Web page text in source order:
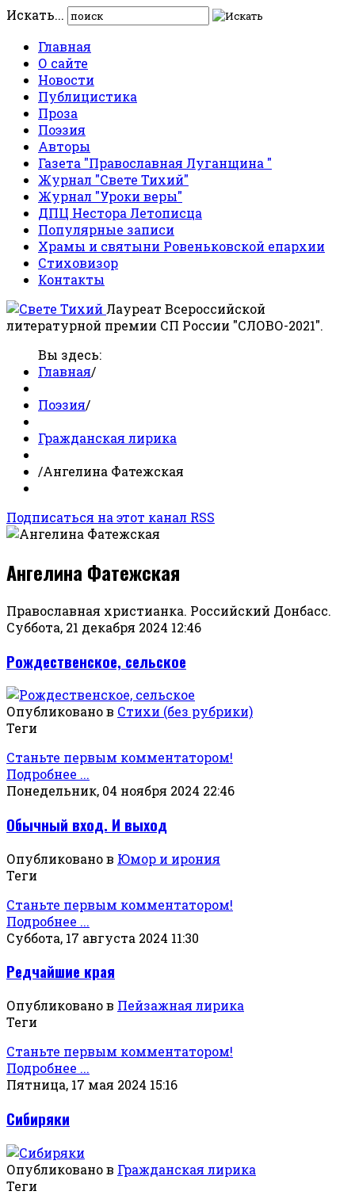
Искать...
Главная
О сайте
Новости
Публицистика
Проза
Поэзия
Авторы
Газета "Православная Луганщина "
Журнал "Свете Тихий"
Журнал "Уроки веры"
ДПЦ Нестора Летописца
Популярные записи
Храмы и святыни Ровеньковской епархии
Стиховизор
Контакты
Лауреат Всероссийской
литературной премии СП России "СЛОВО-2021".
Вы здесь:
Главная/
Поэзия/
Гражданская лирика
/Ангелина Фатежская
Подписаться на этот канал RSS
Ангелина Фатежская
Православная христианка. Российский Донбасс.
Суббота, 21 декабря 2024 12:46
Рождественское, сельское
Опубликовано в Стихи (без рубрики)
Теги
Станьте первым комментатором!
Подробнее ...
Понедельник, 04 ноября 2024 22:46
Обычный вход. И выход
Опубликовано в Юмор и ирония
Теги
Станьте первым комментатором!
Подробнее ...
Суббота, 17 августа 2024 11:30
Редчайшие края
Опубликовано в Пейзажная лирика
Теги
Станьте первым комментатором!
Подробнее ...
Пятница, 17 мая 2024 15:16
Сибиряки
Опубликовано в Гражданская лирика
Теги